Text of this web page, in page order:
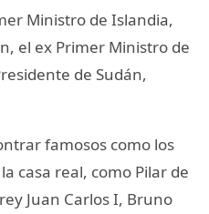
Ministro de Islandia,
el ex Primer Ministro de
de Sudán,
famosos como los
casa real, como Pilar de
Juan Carlos I, Bruno